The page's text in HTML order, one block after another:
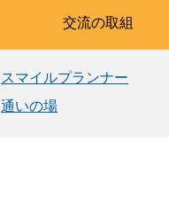
交流の取組
スマイルプランナー
通いの場